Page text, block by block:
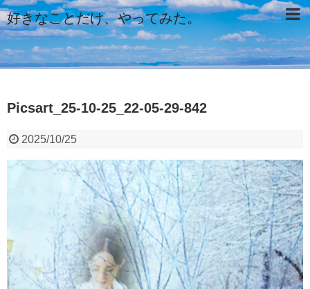
好きなことだけ、やってみた。
Picsart_25-10-25_22-05-29-842
2025/10/25